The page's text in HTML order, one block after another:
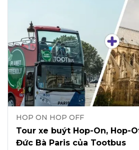
HOP ON HOP OFF
Tour xe buýt Hop-On, Hop-
Đức Bà Paris của Tootbus